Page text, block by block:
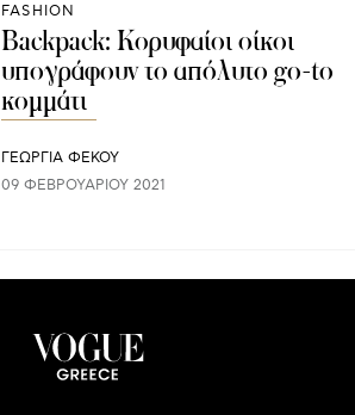
FASHION
Backpack: Κορυφαίοι οίκοι
υπογράφουν το απόλυτο go-to
κομμάτι
ΓΕΩΡΓΙΑ ΦΕΚΟΥ
09 ΦΕΒΡΟΥΑΡΊΟΥ 2021